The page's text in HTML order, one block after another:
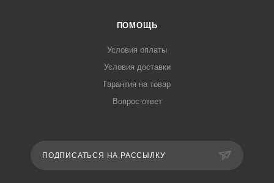
ПОМОЩЬ
Условия оплаты
Условия доставки
Гарантия на товар
Вопрос-ответ
ПОДПИСАТЬСЯ НА РАССЫЛКУ